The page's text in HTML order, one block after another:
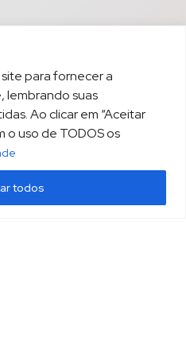
para fornecer a
lembrando suas
Ao clicar em “Aceitar
o uso de TODOS os
todos